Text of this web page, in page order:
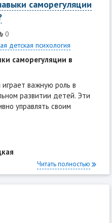
саморегуляции
0
детская психология
саморегуляции в
играет важную роль в
развитии детей. Эти
управлять своим
Читать полностью